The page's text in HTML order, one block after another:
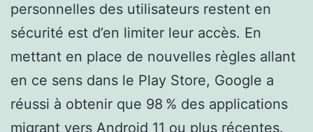
personnelles des utilisateurs restent en
sécurité est d’en limiter leur accès. En
mettant en place de nouvelles règles allant
en ce sens dans le Play Store, Google a
réussi à obtenir que 98 % des applications
migrant vers Android 11 ou plus récentes.